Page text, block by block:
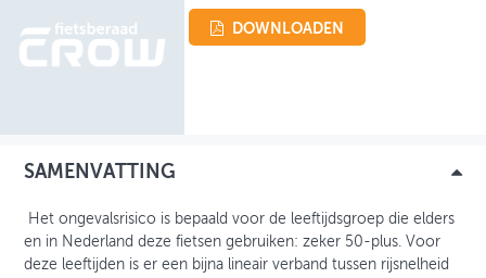
GEBRUIKER
DOWNLOADEN
SAMENVATTING
Het ongevalsrisico is bepaald voor de leeftijdsgroep die elders
en in Nederland deze fietsen gebruiken: zeker 50-plus. Voor
deze leeftijden is er een bijna lineair verband tussen rijsnelheid